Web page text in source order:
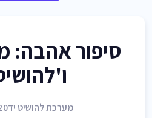
סיפור אהבה:
מערכת להושיט יד